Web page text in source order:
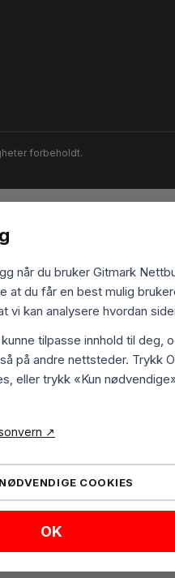
forbeholdt.
når du bruker Gitmark
at du får en best mulig
vi kan analysere hvordan
tilpasse innhold til deg,
på andre nettsteder. Trykk
eller trykk «Kun
↗
COOKIES
OK